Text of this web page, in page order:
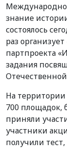
знание
состоялось
раз
партпроекта
задания
На территории
700 площадок,
приняли
участники
получили